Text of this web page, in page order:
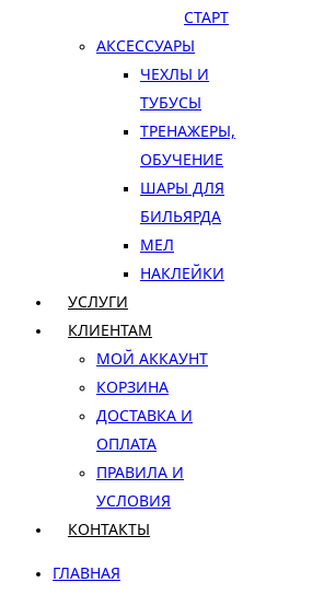
СТАРТ
АКСЕССУАРЫ
ЧЕХЛЫ И
ТУБУСЫ
ТРЕНАЖЕРЫ,
ОБУЧЕНИЕ
ШАРЫ ДЛЯ
БИЛЬЯРДА
МЕЛ
НАКЛЕЙКИ
УСЛУГИ
КЛИЕНТАМ
МОЙ АККАУНТ
КОРЗИНА
ДОСТАВКА И
ОПЛАТА
ПРАВИЛА И
УСЛОВИЯ
КОНТАКТЫ
ГЛАВНАЯ